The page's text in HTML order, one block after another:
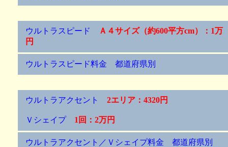
ウルトラスピード
Ａ４サイズ（約600平方cm）：1万
円
ウルトラスピード料金 都道府県別
ウルトラアクセント 2エリア：4320円
Ｖシェイプ 1回：2万円
ウルトラアクセント／Ｖシェイプ料金 都道府県別